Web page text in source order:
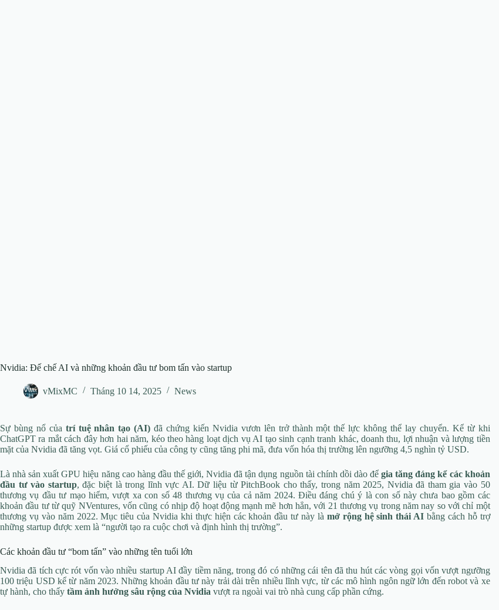
Nvidia: Đế chế AI và những khoản đầu tư bom tấn vào startup
vMixMC Tháng 10 14, 2025 News
Sự bùng nổ của trí tuệ nhân tạo (AI) đã chứng kiến Nvidia vươn lên trở thành một thế lực không thể lay chuyển. Kể từ khi
ChatGPT ra mắt cách đây hơn hai năm, kéo theo hàng loạt dịch vụ AI tạo sinh cạnh tranh khác, doanh thu, lợi nhuận và lượng tiền
mặt của Nvidia đã tăng vọt. Giá cổ phiếu của công ty cũng tăng phi mã, đưa vốn hóa thị trường lên ngưỡng 4,5 nghìn tỷ USD.
Là nhà sản xuất GPU hiệu năng cao hàng đầu thế giới, Nvidia đã tận dụng nguồn tài chính dồi dào đểgia tăng đáng kể các khoản
đầu tư vào startup, đặc biệt là trong lĩnh vực AI. Dữ liệu từ PitchBook cho thấy, trong năm 2025, Nvidia đã tham gia vào 50
thương vụ đầu tư mạo hiểm, vượt xa con số 48 thương vụ của cả năm 2024. Điều đáng chú ý là con số này chưa bao gồm các
khoản đầu tư từ quỹ NVentures, vốn cũng có nhịp độ hoạt động mạnh mẽ hơn hẳn, với 21 thương vụ trong năm nay so với chỉ một
thương vụ vào năm 2022. Mục tiêu của Nvidia khi thực hiện các khoản đầu tư này là mở rộng hệ sinh thái AI bằng cách hỗ trợ
những startup được xem là “người tạo ra cuộc chơi và định hình thị trường”.
Các khoản đầu tư “bom tấn” vào những tên tuổi lớn
Nvidia đã tích cực rót vốn vào nhiều startup AI đầy tiềm năng, trong đó có những cái tên đã thu hút các vòng gọi vốn vượt ngưỡng
100 triệu USD kể từ năm 2023. Những khoản đầu tư này trải dài trên nhiều lĩnh vực, từ các mô hình ngôn ngữ lớn đến robot và xe
tự hành, cho thấy tầm ảnh hưởng sâu rộng của Nvidia vượt ra ngoài vai trò nhà cung cấp phần cứng.